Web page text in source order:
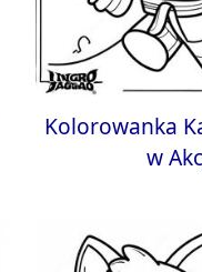
Kolorowanka
w